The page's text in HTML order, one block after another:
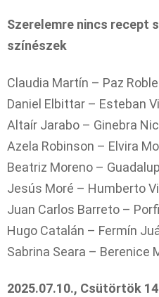
Szerelemre nincs recept
színészek
Claudia Martín – Paz
Daniel Elbittar – Esteban
Altaír Jarabo – Ginebra
Azela Robinson – Elvira
Beatriz Moreno –
Jesús Moré – Humberto
Juan Carlos Barreto –
Hugo Catalán – Fermín
Sabrina Seara – Berenice
2025.07.10., Csütörtök